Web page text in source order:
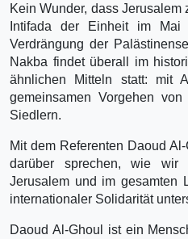
Kein Wunder, dass
Intifada der Einheit im
Verdrängung der
Nakba findet überall im
ähnlichen Mitteln statt: mit
gemeinsamen Vorgehen
Siedlern.
Mit dem Referenten Daoud
darüber sprechen, wie wir
Jerusalem und im gesamten
internationaler Solidarität
Daoud Al-Ghoul ist ein